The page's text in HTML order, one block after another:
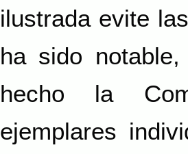
ilustrada evite
ha sido
hecho la
ejemplares